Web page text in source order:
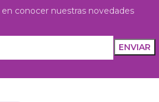
conocer nuestras novedades